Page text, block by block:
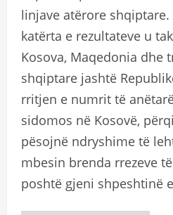
linjave atërore
katërta e rezultateve u
Kosova, Maqedonia dhe
shqiptare jashtë
rritjen e numrit të
sidomos në Kosovë,
pësojnë ndryshime të
mbesin brenda rrezeve
poshtë gjeni shpeshtinë